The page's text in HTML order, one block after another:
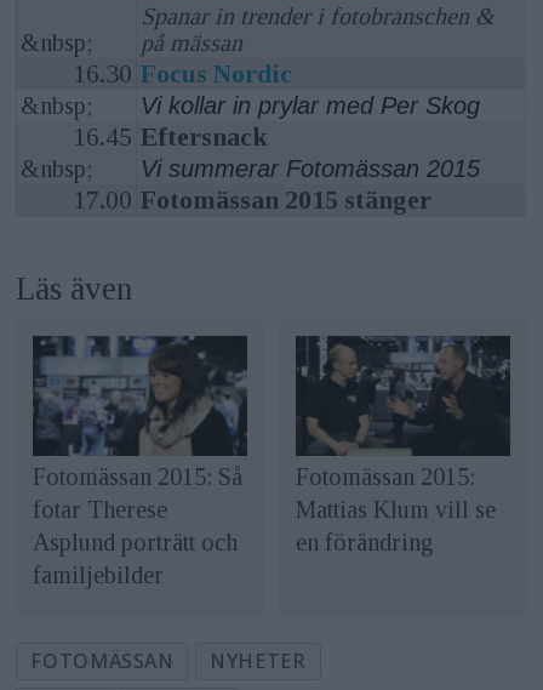
&nbsp;
Spanar in trender i fotobranschen &
på mässan
16.30 Focus Nordic
&nbsp; Vi kollar in prylar med Per Skog
16.45 Eftersnack
&nbsp; Vi summerar Fotomässan 2015
17.00 Fotomässan 2015 stänger
Läs även
Fotomässan 2015: Så
fotar Therese
Asplund porträtt och
familjebilder
Fotomässan 2015:
Mattias Klum vill se
en förändring
FOTOMÄSSAN
NYHETER